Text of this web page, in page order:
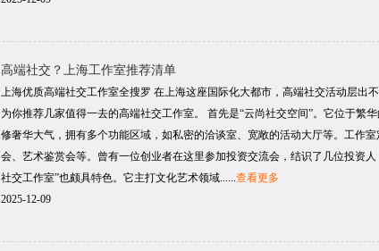
高端社交？上海工作室推荐清单
上海优质高端社交工作室全搜罗 在上海这座国际化大都市，高端社交活动层出
为你推荐几家值得一去的高端社交工作室。 首先是“云尚社交空间”。它位于繁
修奢华大气，拥有多个功能区域，如私密的洽谈室、宽敞的活动大厅等。工作
会、艺术鉴赏会等。曾有一位创业者在这里参加投资交流会，结识了几位投资
社交工作室”也颇具特色。它主打文化艺术领域......查看更多
2025-12-09